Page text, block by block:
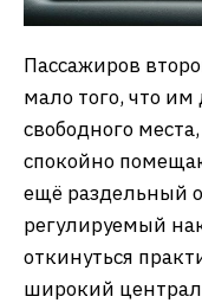
Пассажиров
мало того, что
свободного
спокойно
ещё раздельный
регулируемый
откинуться
широкий